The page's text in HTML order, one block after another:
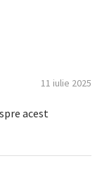
11 iulie 2025
acest